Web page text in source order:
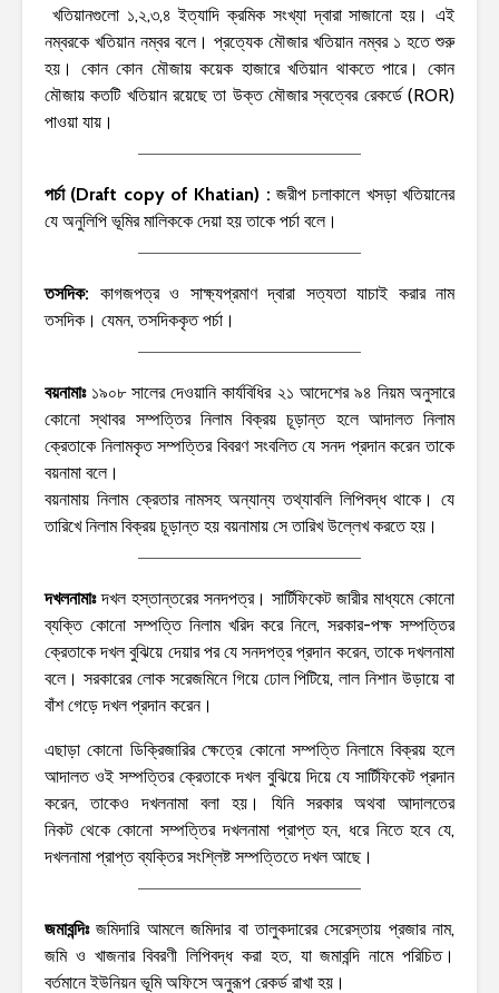
খতিয়ানগুলো ১,২,৩,৪ ইত্যাদি ক্রমিক সংখ্যা দ্বারা সাজানো হয়। এই
নম্বরকে খতিয়ান নম্বর বলে। প্রত্যেক মৌজার খতিয়ান নম্বর ১ হতে শুরু
হয়। কোন কোন মৌজায় কয়েক হাজারে খতিয়ান থাকতে পারে। কোন
মৌজায় কতটি খতিয়ান রয়েছে তা উক্ত মৌজার স্বত্বের রেকর্ডে (ROR)
পাওয়া যায়।
পর্চা (Draft copy of Khatian) : জরীপ চলাকালে খসড়া খতিয়ানের
যে অনুলিপি ভূমির মালিককে দেয়া হয় তাকে পর্চা বলে।
তসদিক: কাগজপত্র ও সাক্ষ্যপ্রমাণ দ্বারা সত্যতা যাচাই করার নাম
তসদিক। যেমন, তসদিককৃত পর্চা।
বয়নামাঃ১৯০৮ সালের দেওয়ানি কার্যবিধির ২১ আদেশের ৯৪ নিয়ম অনুসারে
কোনো স্থাবর সম্পত্তির নিলাম বিক্রয় চূড়ান্ত হলে আদালত নিলাম
ক্রেতাকে নিলামকৃত সম্পত্তির বিবরণ সংবলিত যে সনদ প্রদান করেন তাকে
বয়নামা বলে।
বয়নামায় নিলাম ক্রেতার নামসহ অন্যান্য তথ্যাবলি লিপিবদ্ধ থাকে। যে
তারিখে নিলাম বিক্রয় চূড়ান্ত হয় বয়নামায় সে তারিখ উল্লেখ করতে হয়।
দখলনামাঃদখল হস্তান্তরের সনদপত্র। সার্টিফিকেট জারীর মাধ্যমে কোনো
ব্যক্তি কোনো সম্পত্তি নিলাম খরিদ করে নিলে, সরকার-পক্ষ সম্পত্তির
ক্রেতাকে দখল বুঝিয়ে দেয়ার পর যে সনদপত্র প্রদান করেন, তাকে দখলনামা
বলে। সরকারের লোক সরেজমিনে গিয়ে ঢোল পিটিয়ে, লাল নিশান উড়ায়ে বা
বাঁশ গেড়ে দখল প্রদান করেন।
এছাড়া কোনো ডিক্রিজারির ক্ষেত্রে কোনো সম্পত্তি নিলামে বিক্রয় হলে
আদালত ওই সম্পত্তির ক্রেতাকে দখল বুঝিয়ে দিয়ে যে সার্টিফিকেট প্রদান
করেন, তাকেও দখলনামা বলা হয়। যিনি সরকার অথবা আদালতের
নিকট থেকে কোনো সম্পত্তির দখলনামা প্রাপ্ত হন, ধরে নিতে হবে যে,
দখলনামা প্রাপ্ত ব্যক্তির সংশ্লিষ্ট সম্পত্তিতে দখল আছে।
জমাবন্দিঃজমিদারি আমলে জমিদার বা তালুকদারের সেরেস্তায় প্রজার নাম,
জমি ও খাজনার বিবরণী লিপিবদ্ধ করা হত, যা জমাবন্দি নামে পরিচিত।
বর্তমানে ইউনিয়ন ভূমি অফিসে অনুরূপ রেকর্ড রাখা হয়।